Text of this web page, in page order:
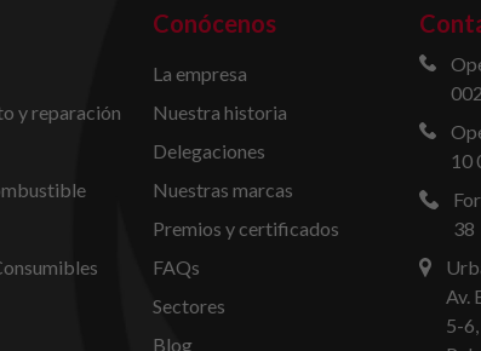
y reparación
Conócenos
La empresa
Nuestra historia
Delegaciones
Nuestras marcas
Premios y certificados
FAQs
Sectores
Blog
002
10
38
Av.
5-